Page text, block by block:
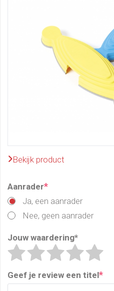
Bekijk product
Aanrader*
Ja, een aanrader
Nee, geen aanrader
Jouw waardering*
Geef je review een titel*